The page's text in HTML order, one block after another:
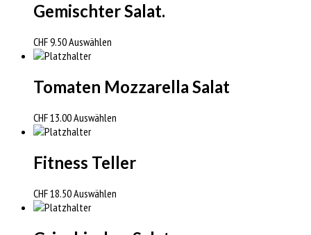
Gemischter Salat.
CHF9.50Auswählen
Tomaten Mozzarella Salat
CHF13.00Auswählen
Fitness Teller
CHF18.50Auswählen